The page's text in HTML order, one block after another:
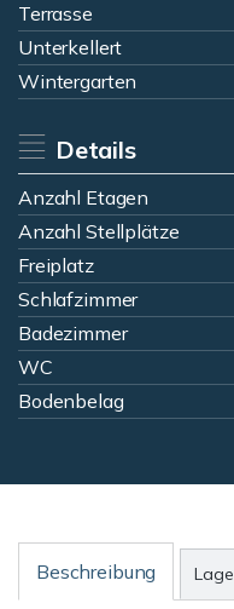
Terrasse
Unterkellert
Wintergarten
Details
Anzahl Etagen
Anzahl Stellplätze
Freiplatz
Schlafzimmer
Badezimmer
WC
Bodenbelag
Beschreibung Lage